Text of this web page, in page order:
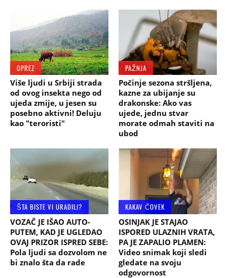
OPREZ
Više ljudi u Srbiji strada
od ovog insekta nego od
ujeda zmije, u jesen su
posebno aktivni! Deluju
kao "teroristi"
PAŽNJA
Počinje sezona stršljena,
kazne za ubijanje su
drakonske: Ako vas
ujede, jednu stvar
morate odmah staviti na
ubod
ŠTA BISTE VI URADILI?
VOZAČ JE IŠAO AUTO-
PUTEM, KAD JE UGLEDAO
OVAJ PRIZOR ISPRED SEBE:
Pola ljudi sa dozvolom ne
bi znalo šta da rade
KAKAV ČOVEK
OSINJAK JE STAJAO
ISPORED ULAZNIH VRATA,
PA JE ZAPALIO PLAMEN:
Video snimak koji sledi
gledate na svoju
odgovornost